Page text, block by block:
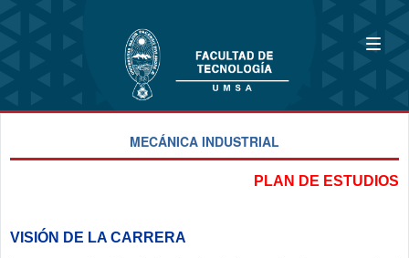
MECÁNICA INDUSTRIAL
PLAN DE ESTUDIOS
VISIÓN DE LA CARRERA